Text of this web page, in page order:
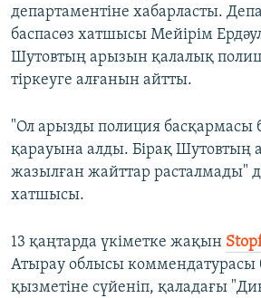
департаментіне хабарласты.
баспасөз хатшысы Мейірім
Шутовтың арызын қалалық
тіркеуге алғанын айтты.
"Ол арызды полиция басқармасы
қарауына алды. Бірақ Шутовтың
жазылған жайттар расталмады"
хатшысы.
13 қаңтарда үкіметке жақын
Атырау облысы коммендатурасы
қызметіне сүйеніп, қаладағы